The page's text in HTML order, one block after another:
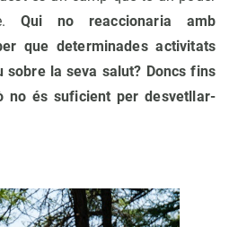
Qui no reaccionaria amb
que determinades activitats
sobre la seva salut? Doncs fins
no és suficient per desvetllar-